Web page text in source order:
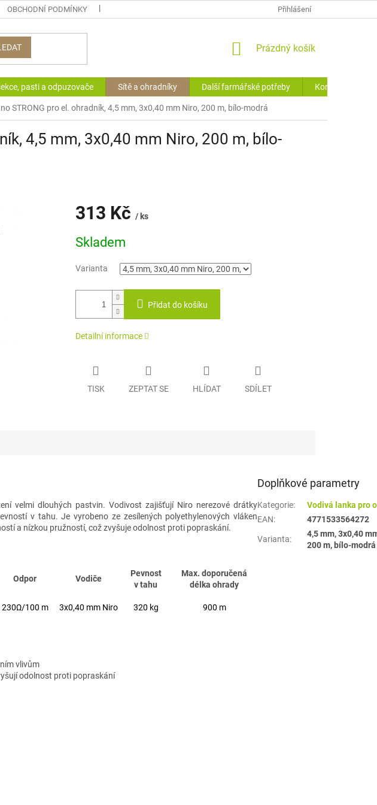
OBCHODNÍ PODMÍNKY HODNOCENÍ OBCHODU
Přihlášení
NÁKUPNÍ
Prázdný košík
pasti a odpuzovače Sítě a ohradníky Další farmářské potřeby Kontakty
STRONG pro el. ohradník, 4,5 mm, 3x0,40 mm Niro, 200 m, bílo-modrá
4,5 mm, 3x0,40 mm Niro, 200 m, bílo-
313 Kč / ks
cena:
Skladem
Varianta
Přidat do košíku
Detailní informace
TISK ZEPTAT SE HLÍDAT SDÍLET
velmi dlouhých pastvin. Vodivost zajišťují Niro nerezové drátky
v tahu. Je vyrobeno ze zesílených polyethylenových vláken
a nízkou pružností, což zvyšuje odolnost proti popraskání.
Odpor Vodiče
Pevnost
v tahu
Max. doporučená
délka ohrady
230Ω/100 m 3x0,40 mm Niro 320 kg 900 m
vlivům
odolnost proti popraskání
Doplňkové parametry
Kategorie:
Vodivá lanka pro
EAN: 4771533564272
Varianta:
4,5 mm, 3x0,40
200 m, bílo-modrá